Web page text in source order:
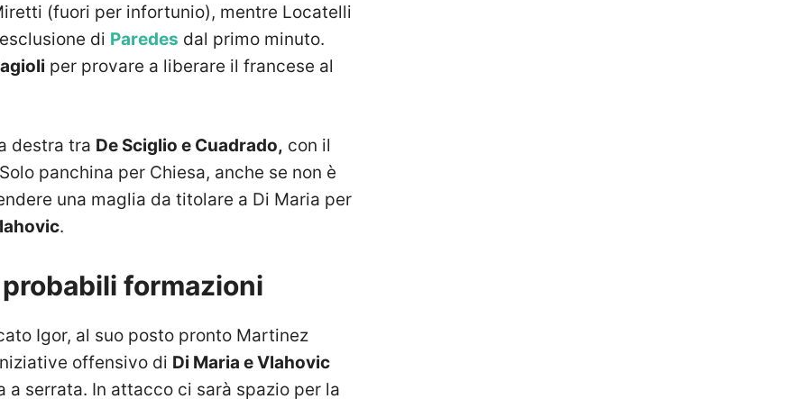
(fuori per infortunio), mentre Locatelli
di Paredes dal primo minuto.
per provare a liberare il francese al
destra tra De Sciglio e Cuadrado, con il
panchina per Chiesa, anche se non è
una maglia da titolare a Di Maria per
.
formazioni
Igor, al suo posto pronto Martinez
offensivo di Di Maria e Vlahovic
serrata. In attacco ci sarà spazio per la